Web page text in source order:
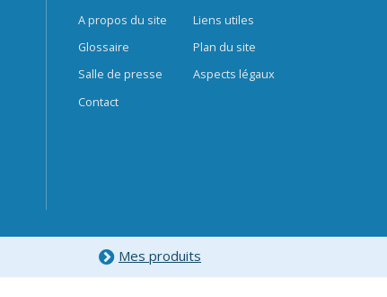
A propos du site
Glossaire
Salle de presse
Contact
Liens utiles
Plan du site
Aspects légaux
Mes produits